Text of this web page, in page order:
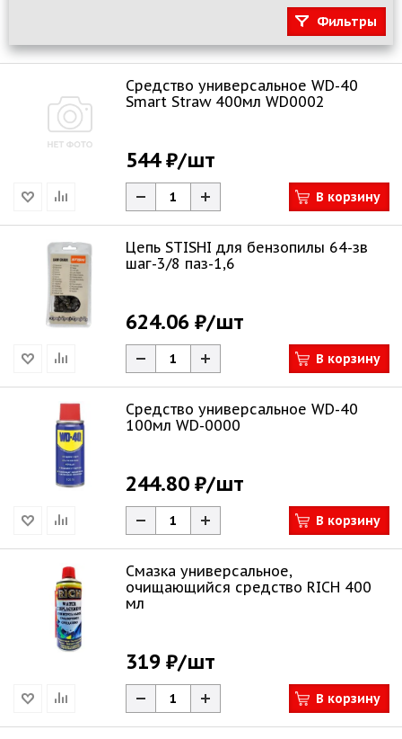
Фильтры
Средство универсальное WD-40
Smart Straw 400мл WD0002
544 ₽/шт
В корзину
Цепь STISHI для бензопилы 64-зв
шаг-3/8 паз-1,6
624.06 ₽/шт
В корзину
Средство универсальное WD-40
100мл WD-0000
244.80 ₽/шт
В корзину
Смазка универсальное,
очищающийся средство RICH 400
мл
319 ₽/шт
В корзину